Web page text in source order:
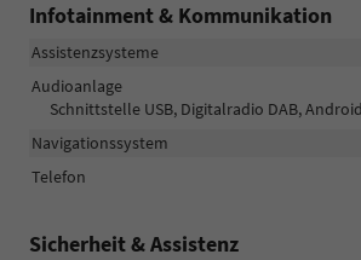
Infotainment & Kommunikation
Assistenzsysteme
Audioanlage
Schnittstelle USB, Digitalradio DAB,
Navigationssystem
Telefon
Sicherheit & Assistenz